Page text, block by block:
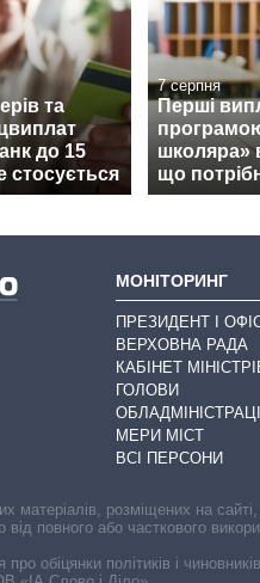
та
до 15
стосується
7 серпня
Перші
школяра»
що
МОНІТОРИНГ
ПРЕЗИДЕНТ І
ВЕРХОВНА РАДА
КАБІНЕТ
ГОЛОВИ
МЕРИ МІСТ
ВСІ ПЕРСОНИ
матеріалів, розміщених на
повного або часткового
про обіцянки політиків і